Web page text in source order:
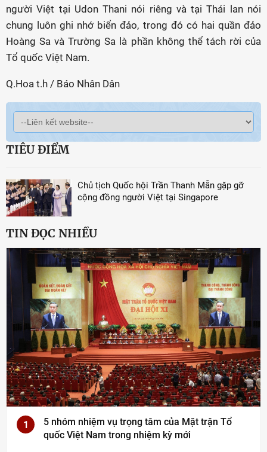
người Việt tại Udon Thani nói riêng và tại Thái lan nói
chung luôn ghi nhớ biển đảo, trong đó có hai quần đảo
Hoàng Sa và Trường Sa là phần không thể tách rời của
Tổ quốc Việt Nam.
Q.Hoa t.h / Báo Nhân Dân
TIÊU ĐIỂM
Chủ tịch Quốc hội Trần Thanh Mẫn gặp gỡ
cộng đồng người Việt tại Singapore
TIN ĐỌC NHIỀU
1
5 nhóm nhiệm vụ trọng tâm của Mặt trận Tổ
quốc Việt Nam trong nhiệm kỳ mới